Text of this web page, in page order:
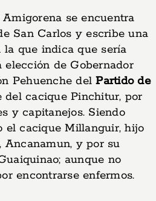
se encuentra
San Carlos y escribe una
la que indica que sería
de Gobernador
Pehuenche delPartido de
cacique Pinchitur, por
y capitanejos. Siendo
el cacique Millanguir, hijo
Ancanamun, y por su
aunque no
encontrarse enfermos.